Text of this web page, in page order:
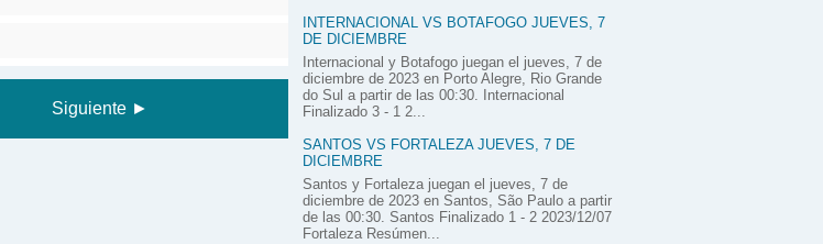
Siguiente ►
INTERNACIONAL VS BOTAFOGO JUEVES, 7
DE DICIEMBRE
Internacional y Botafogo juegan el jueves, 7 de
diciembre de 2023 en Porto Alegre, Rio Grande
do Sul a partir de las 00:30. Internacional
Finalizado 3 - 1 2...
SANTOS VS FORTALEZA JUEVES, 7 DE
DICIEMBRE
Santos y Fortaleza juegan el jueves, 7 de
diciembre de 2023 en Santos, São Paulo a partir
de las 00:30. Santos Finalizado 1 - 2 2023/12/07
Fortaleza Resúmen...